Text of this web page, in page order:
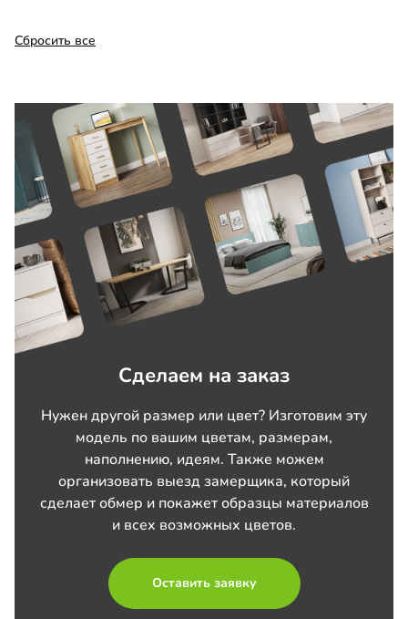
Сбросить все
Сделаем на заказ
Нужен другой размер или цвет? Изготовим эту
модель по вашим цветам, размерам,
наполнению, идеям. Также можем
организовать выезд замерщика, который
сделает обмер и покажет образцы материалов
и всех возможных цветов.
Оставить заявку